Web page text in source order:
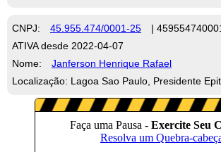
CNPJ: 45.955.474/0001-25
|
ATIVA desde 2022-04-07
Nome:
Janferson Henrique Rafael
Localização: Lagoa Sao Paulo, Presidente